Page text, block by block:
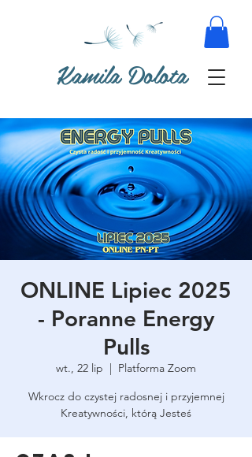
Kamila Dolota
ONLINE Lipiec 2025
- Poranne Energy
Pulls
wt., 22 lip
  |
Platforma Zoom
Wkrocz do czystej radosnej i przyjemnej
Kreatywności, którą Jesteś